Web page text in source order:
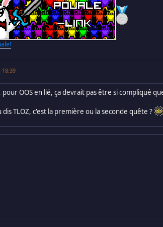
18:39
pour OOS en lié, ça devrait pas être si compliqué
dis TLOZ, c'est la première ou la seconde quête ?